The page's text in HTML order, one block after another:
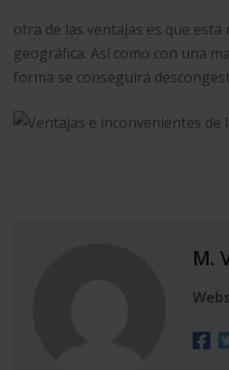
otra de las ventajas es que
geográfica. Así como con una
forma se conseguirá
M.